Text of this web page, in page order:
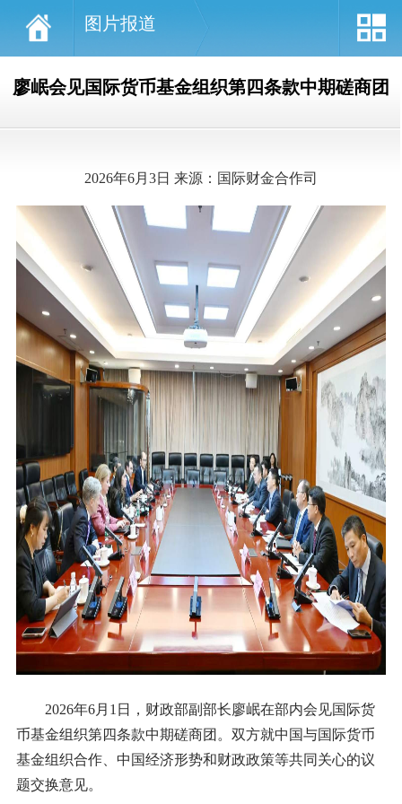
图片报道
廖岷会见国际货币基金组织第四条款中期磋商团
2026年6月3日 来源：国际财金合作司
2026年6月1日，财政部副部长廖岷在部内会见国际货
币基金组织第四条款中期磋商团。双方就中国与国际货币
基金组织合作、中国经济形势和财政政策等共同关心的议
题交换意见。